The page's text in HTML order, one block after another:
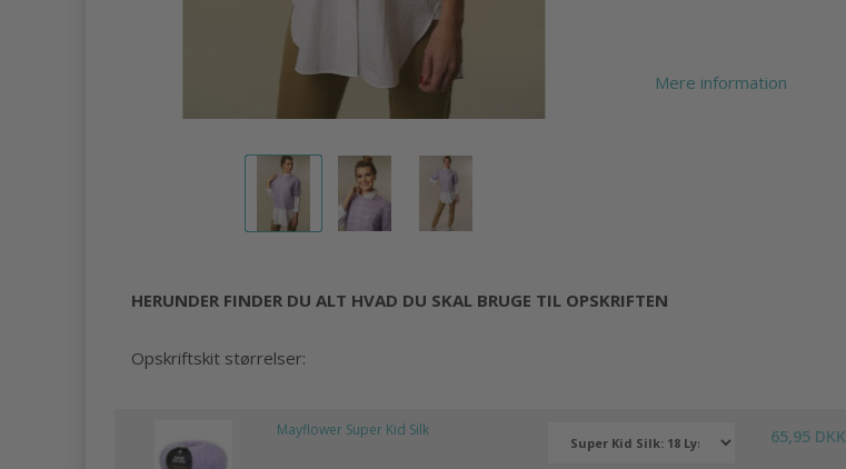
Mere information
HERUNDER FINDER DU ALT HVAD DU SKAL BRUGE TIL OPSKRIFTEN
Opskriftskit størrelser:
Mayflower Super Kid Silk 65,95 DKK